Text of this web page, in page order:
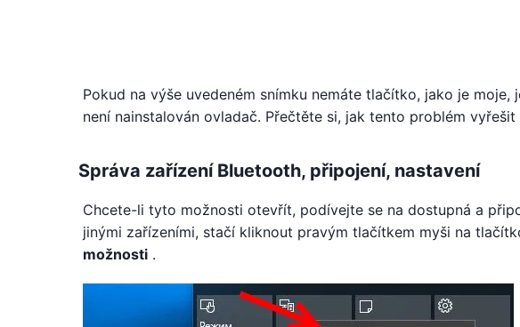
Pokud na výše uvedeném snímku nemáte tlačítko, jako je
není nainstalován ovladač. Přečtěte si, jak tento problém
Správa zařízení Bluetooth, připojení, nastavení
Chcete-li tyto možnosti otevřít, podívejte se na dostupná a
jinými zařízeními, stačí kliknout pravým tlačítkem myši na
možnosti .